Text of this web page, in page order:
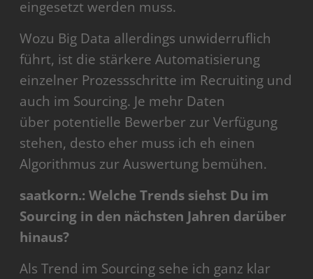
eingesetzt werden muss.
Wozu Big Data allerdings unwiderruflich
führt, ist die stärkere Automatisierung
einzelner Prozessschritte im Recruiting und
auch im Sourcing. Je mehr Daten
über potentielle Bewerber zur Verfügung
stehen, desto eher muss ich eh einen
Algorithmus zur Auswertung bemühen.
saatkorn.: Welche Trends siehst Du im
Sourcing in den nächsten Jahren darüber
hinaus?
Als Trend im Sourcing sehe ich ganz klar